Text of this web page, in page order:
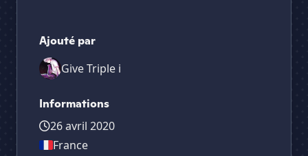
Ajouté par
Give Triple i
Informations
26 avril 2020
France